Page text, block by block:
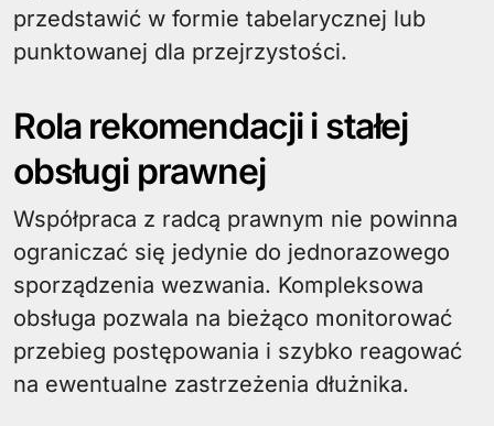
przedstawić w formie tabelarycznej lub
punktowanej dla przejrzystości.
Rola rekomendacji i stałej
obsługi prawnej
Współpraca z radcą prawnym nie powinna
ograniczać się jedynie do jednorazowego
sporządzenia wezwania. Kompleksowa
obsługa pozwala na bieżąco monitorować
przebieg postępowania i szybko reagować
na ewentualne zastrzeżenia dłużnika.